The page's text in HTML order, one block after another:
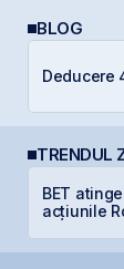
BLOG
Deducere
TRENDUL
BET
acțiunile